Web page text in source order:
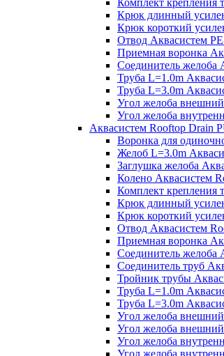
Комплект крепления
Крюк длинный
Крюк короткий
Отвод Аквасистем
Приемная воронка
Соединитель желоба
Труба L=1.0m
Труба L=3.0m
Угол желоба внешний
Угол желоба
Аквасистем Rooftop Drain
Воронка для
Желоб L=3.0m
Заглушка желоба
Колено Аквасистем
Комплект крепления
Крюк длинный
Крюк короткий
Отвод Аквасистем
Приемная воронка
Соединитель желоба
Соединитель труб
Тройник трубы
Труба L=1.0m
Труба L=3.0m
Угол желоба
Угол желоба
Угол желоба
Угол желоба